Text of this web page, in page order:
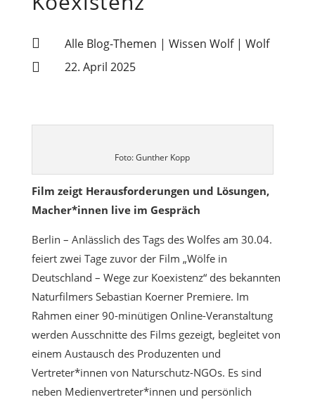
 Alle Blog-Themen | Wissen Wolf| Wolf

22. April 2025
Foto: Gunther Kopp
Film zeigt Herausforderungen und Lösungen,
Macher*innen live im Gespräch
Berlin – Anlässlich des Tags des Wolfes am 30.04.
feiert zwei Tage zuvor der Film „Wölfe in
Deutschland – Wege zur Koexistenz“ des bekannten
Naturfilmers Sebastian Koerner Premiere. Im
Rahmen einer 90-minütigen Online-Veranstaltung
werden Ausschnitte des Films gezeigt, begleitet von
einem Austausch des Produzenten und
Vertreter*innen von Naturschutz-NGOs. Es sind
neben Medienvertreter*innen und persönlich